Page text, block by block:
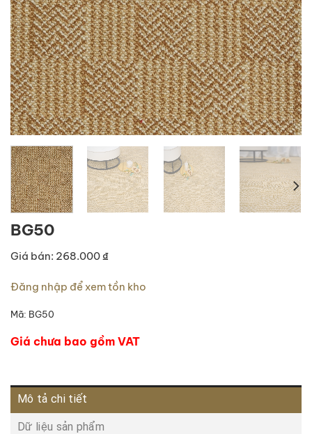
BG50
Giá bán: 268.000 ₫
Đăng nhập để xem tồn kho
Mã: BG50
Giá chưa bao gồm VAT
Mô tả chi tiết
Dữ liệu sản phẩm